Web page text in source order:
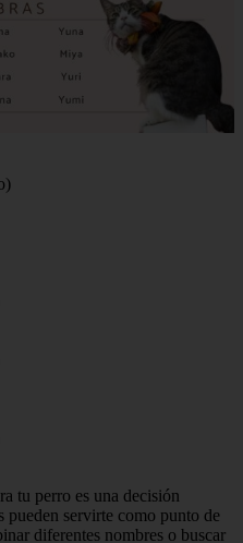
tu perro es una decisión
pueden servirte como punto de
diferentes nombres o buscar